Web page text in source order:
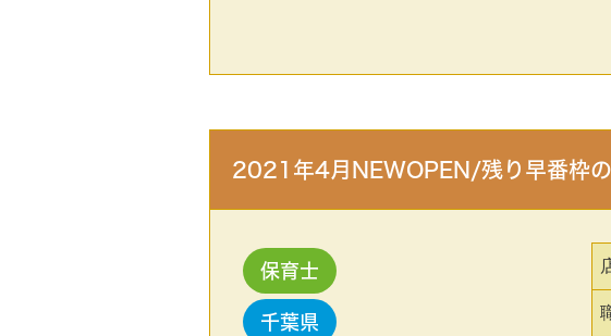
2021年4月NEWOPEN/残り早番枠
保育士
千葉県